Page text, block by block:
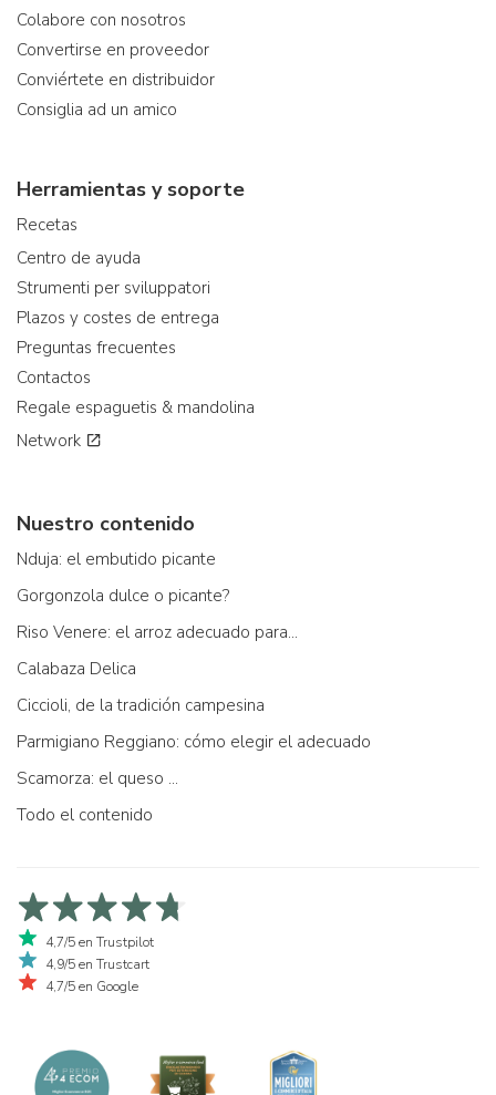
Colabore con nosotros
Convertirse en proveedor
Conviértete en distribuidor
Consiglia ad un amico
Herramientas y soporte
Recetas
Centro de ayuda
Strumenti per sviluppatori
Plazos y costes de entrega
Preguntas frecuentes
Contactos
Regale espaguetis & mandolina
Network
Nuestro contenido
Nduja: el embutido picante
Gorgonzola dulce o picante?
Riso Venere: el arroz adecuado para...
Calabaza Delica
Ciccioli, de la tradición campesina
Parmigiano Reggiano: cómo elegir el adecuado
Scamorza: el queso ...
Todo el contenido
4,7/5 en Trustpilot
4,9/5 en Trustcart
4,7/5 en Google